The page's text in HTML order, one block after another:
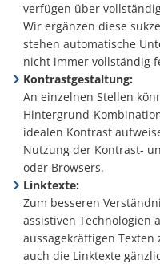
verfügen über
Wir ergänzen diese
stehen automatische
nicht immer vollständig
Kontrastgestaltung:
An einzelnen Stellen
Hintergrund-
idealen Kontrast
Nutzung der Kontrast-
oder Browsers.
Linktexte:
Zum besseren
assistiven Technologien
aussagekräftigen
auch die Linktexte